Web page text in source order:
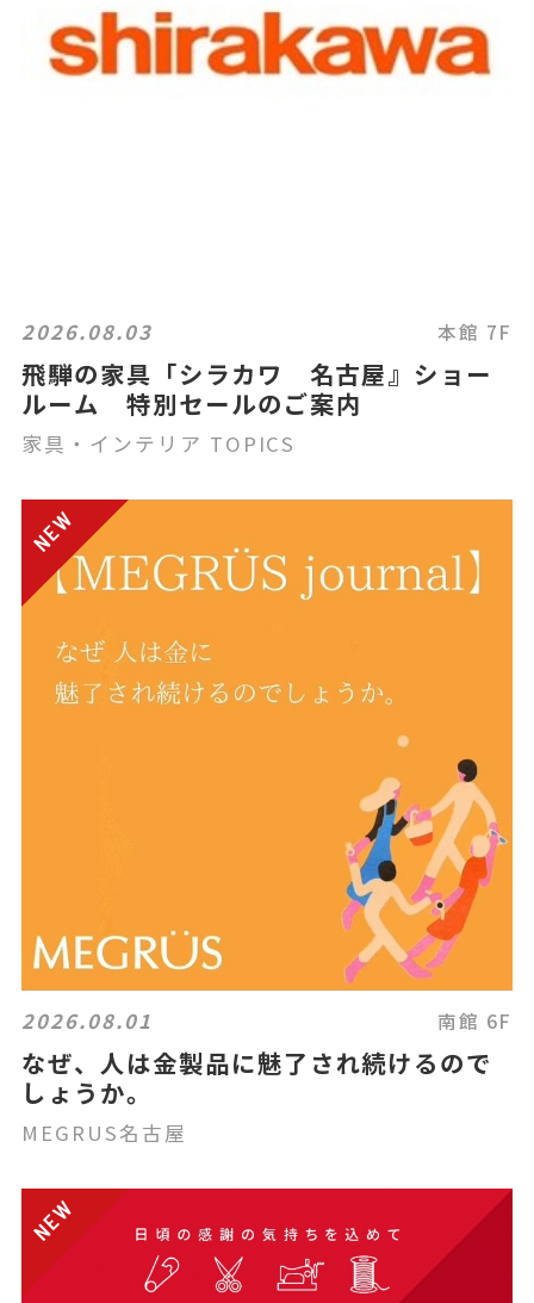
2026.08.03 本館 7F
飛騨の家具「シラカワ 名古屋』ショー
ルーム 特別セールのご案内
家具・インテリア TOPICS
2026.08.01 南館 6F
なぜ、人は金製品に魅了され続けるので
しょうか。
MEGRUS名古屋